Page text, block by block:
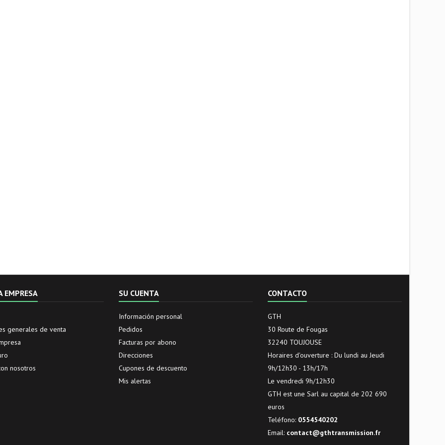
EMPRESA
generales de venta
nosotros
SU CUENTA
Información personal
Pedidos
Facturas por abono
Direcciones
Cupones de descuento
Mis alertas
CONTACTO
GTH
30 Route de Fougas
32240 TOUJOUSE
Horaires d'ouverture : Du lundi au Jeudi
9h/12h30 - 13h/17h
Le vendredi 9h/12h30
GTH est une Sarl au capital de 202 690
euros
Teléfono: 0554540202
Email: contact@gthtransmission.fr